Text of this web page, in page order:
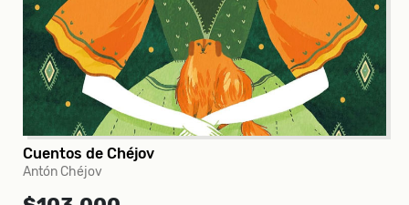
Cuentos de Chéjov
Antón Chéjov